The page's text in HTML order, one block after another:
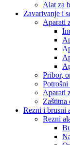
Alat za
Zavarivanje i
Aparati
Pribor,
Potrošni
Aparati
Zaštitna
Rezni i brusni
Rezni